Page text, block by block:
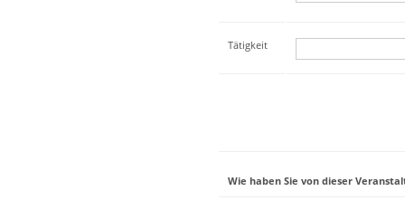
Tätigkeit
Wie haben Sie von dieser